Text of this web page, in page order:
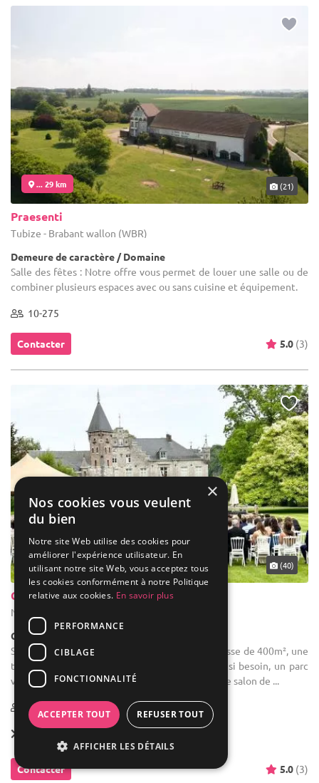
... 29 km (21)
Praesenti
Tubize - Brabant wallon (WBR)
Demeure de caractère / Domaine
Salle des fêtes : Notre offre vous permet de louer une salle ou de
combiner plusieurs espaces avec ou sans cuisine et équipement.
10-275
Contacter 5.0 (3)
... 30 km (40)
Château de Beez
Namur - Province de Namur (WNA)
Château
Salle des fêtes : La location comprend une terrasse de 400m², une
tente stretch de 150m² entièrement fermable si besoin, un parc
verdoyant, un double salon de 80m², un troisième salon de ...
20-200 20 max
Contacter 5.0 (3)
×
Nos cookies vous veulent
du bien
Notre site Web utilise des cookies pour
améliorer l'expérience utilisateur. En
utilisant notre site Web, vous acceptez tous
les cookies conformément à notre Politique
relative aux cookies. En savoir plus
PERFORMANCE
CIBLAGE
FONCTIONNALITÉ
ACCEPTER TOUT REFUSER TOUT
AFFICHER LES DÉTAILS